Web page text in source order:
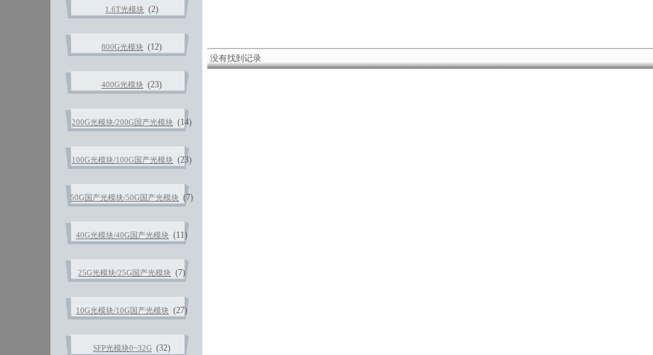
1.6T光模块 (2)
800G光模块 (12)
400G光模块 (23)
200G光模块/200G国产光模块 (14)
100G光模块/100G国产光模块 (23)
50G国产光模块/50G国产光模块 (7)
40G光模块/40G国产光模块 (11)
25G光模块/25G国产光模块 (7)
10G光模块/10G国产光模块 (27)
SFP光模块0~32G (32)
没有找到记录